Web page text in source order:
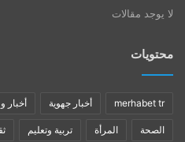
لا يوجد مقالات
محتويات
merhabet tr أخبار جهوية أخبار
الصحة المرأة تربية وتعليم